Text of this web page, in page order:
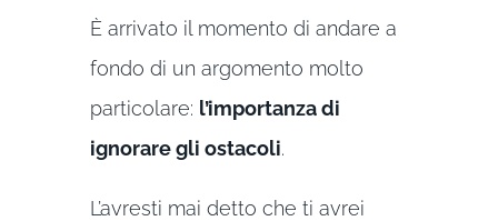
È arrivato il momento di andare a
fondo di un argomento molto
particolare: l’importanza di
ignorare gli ostacoli.
L’avresti mai detto che ti avrei